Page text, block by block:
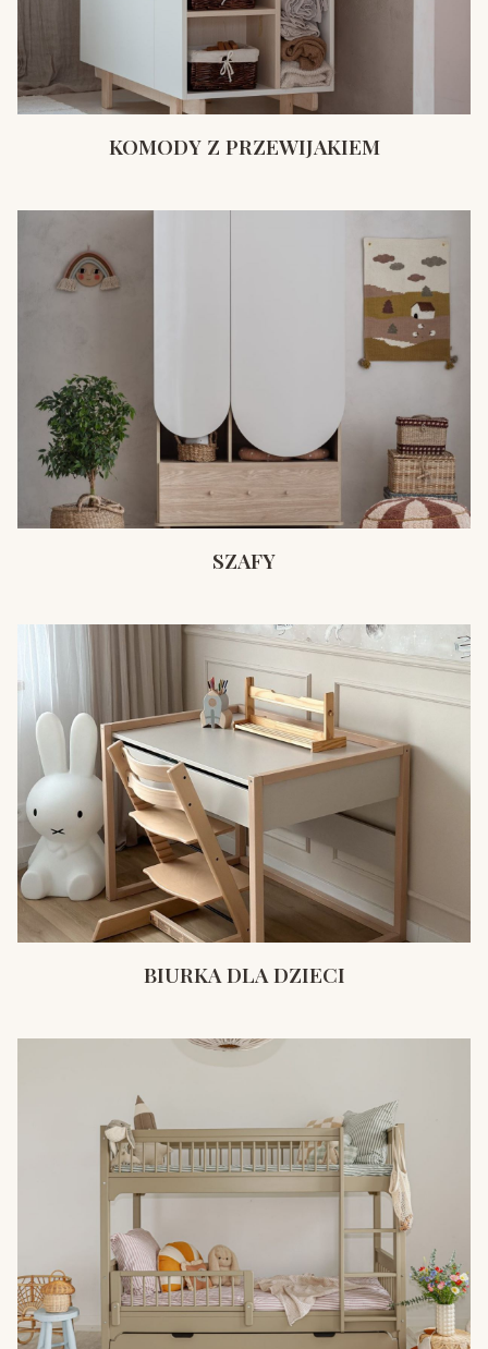
KOMODY Z PRZEWIJAKIEM
SZAFY
BIURKA DLA DZIECI